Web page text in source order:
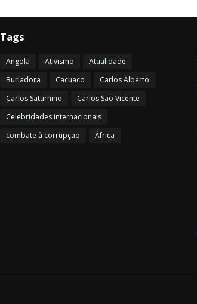
Tags
Angola Ativismo
Atualidade
Burladora
Cacuaco
Carlos Alberto
Carlos Saturnino
Carlos São Vicente
Celebridades internacionais
combate à corrupção
África